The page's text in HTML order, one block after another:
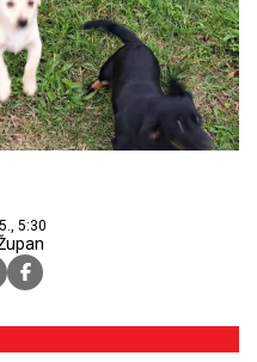
5:30